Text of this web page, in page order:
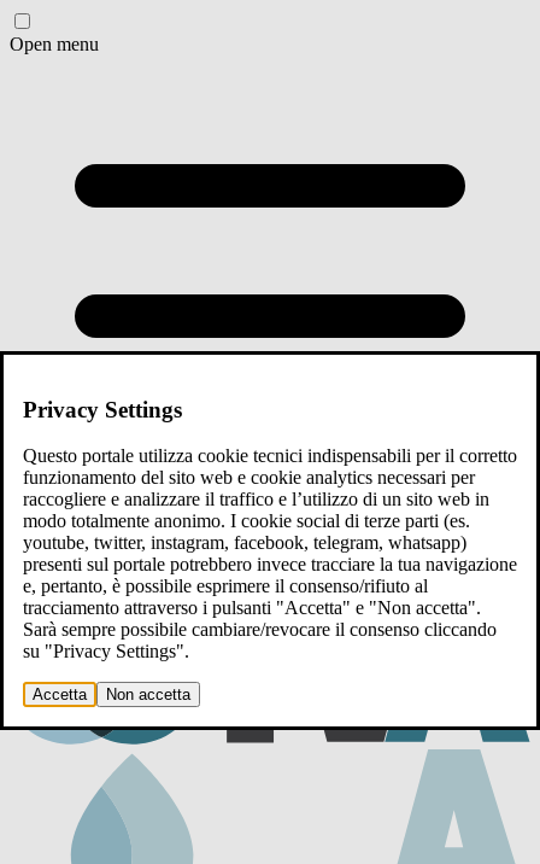
Open menu
Privacy Settings
Questo portale utilizza cookie tecnici indispensabili per il corretto
funzionamento del sito web e cookie analytics necessari per
raccogliere e analizzare il traffico e l’utilizzo di un sito web in
modo totalmente anonimo. I cookie social di terze parti (es.
youtube, twitter, instagram, facebook, telegram, whatsapp)
presenti sul portale potrebbero invece tracciare la tua navigazione
e, pertanto, è possibile esprimere il consenso/rifiuto al
tracciamento attraverso i pulsanti "Accetta" e "Non accetta".
Sarà sempre possibile cambiare/revocare il consenso cliccando
su "Privacy Settings".
Accetta Non accetta